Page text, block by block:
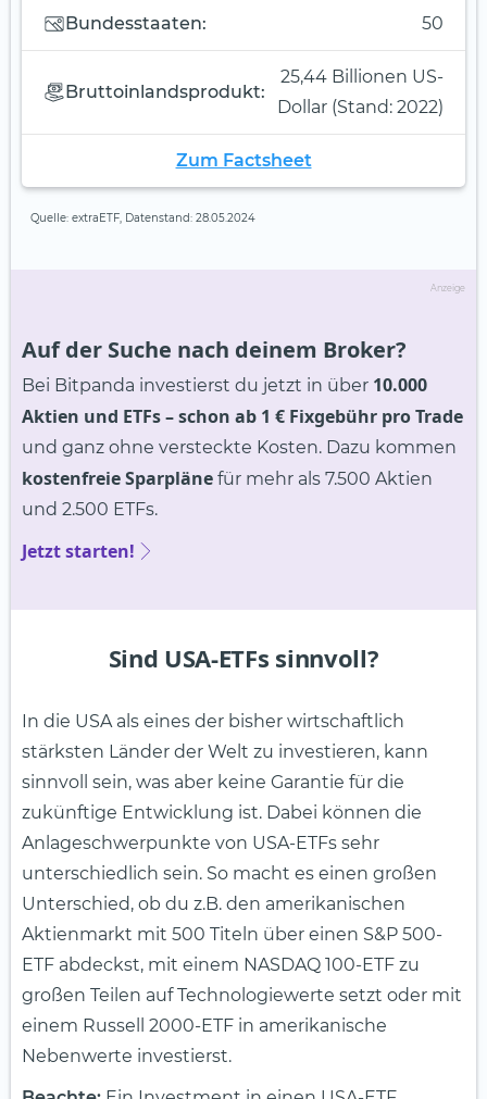
Bundesstaaten: 50
Bruttoinlandsprodukt:
25,44 Billionen US-
Dollar (Stand: 2022)
Zum Factsheet
Quelle: extraETF, Datenstand: 28.05.2024
Anzeige
Auf der Suche nach deinem Broker?
Bei Bitpanda investierst du jetzt in über 10.000
Aktien und ETFs– schon ab 1 € Fixgebühr pro Trade
und ganz ohne versteckte Kosten. Dazu kommen
kostenfreie Sparpläne für mehr als 7.500 Aktien
und 2.500 ETFs.
Jetzt starten!
Sind USA-ETFs sinnvoll?
In die USA als eines der bisher wirtschaftlich
stärksten Länder der Welt zu investieren, kann
sinnvoll sein, was aber keine Garantie für die
zukünftige Entwicklung ist. Dabei können die
Anlageschwerpunkte von USA-ETFs sehr
unterschiedlich sein. So macht es einen großen
Unterschied, ob du z.B. den amerikanischen
Aktienmarkt mit 500 Titeln über einen S&P 500-
ETF abdeckst, mit einem NASDAQ 100-ETF zu
großen Teilen auf Technologiewerte setzt oder mit
einem Russell 2000-ETF in amerikanische
Nebenwerte investierst.